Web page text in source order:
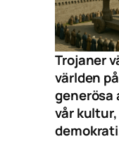
Trojaner
världen
generösa
vår